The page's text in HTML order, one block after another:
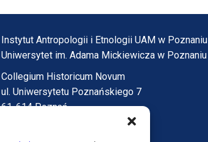
Instytut Antropologii i Etnologii UAM w Poznaniu
Uniwersytet im. Adama Mickiewicza w Poznaniu
Collegium Historicum Novum
ul. Uniwersytetu Poznańskiego 7
61-614 Poznań